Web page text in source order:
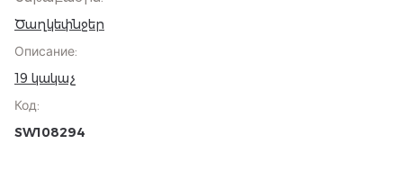
Ծաղկեփնջեր
Описание:
19 կակաչ
Код:
SW108294